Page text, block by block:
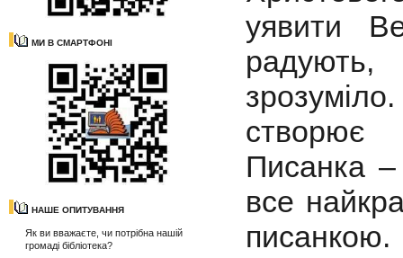
МИ В СМАРТФОНІ
НАШЕ ОПИТУВАННЯ
Як ви вважаєте, чи потрібна нашій
громаді бібліотека?
уявити
радують,
створює
Писанка
все